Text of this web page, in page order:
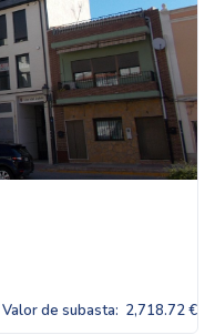
Valor de subasta: 2,718.72 €